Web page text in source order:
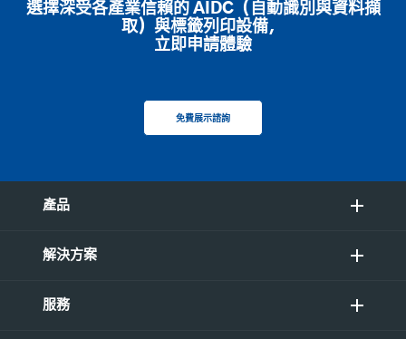
選擇深受各產業信賴的 AIDC（自動識別與資料擷
取）與標籤列印設備，
立即申請體驗
免費展示諮詢
產品
解決方案
服務